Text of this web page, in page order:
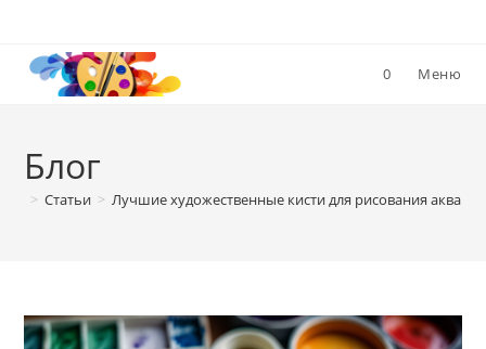
содержимому
0 Меню
Блог
> Статьи > Лучшие художественные кисти для рисования